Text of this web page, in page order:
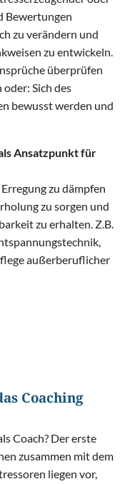
Bewertungen
zu verändern und
zu entwickeln.
überprüfen
Sich des
bewusst werden und
Ansatzpunkt für
zu dämpfen
zu sorgen und
zu erhalten. Z.B.
außerberuflicher
Coaching
Coach? Der erste
zusammen mit dem
liegen vor,